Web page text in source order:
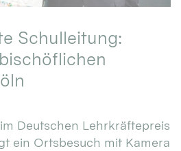
Schulleitung:
Deutschen Lehrkräftepreis
ein Ortsbesuch mit Kamera